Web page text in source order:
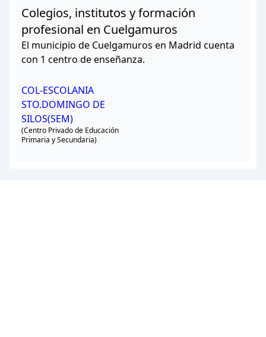
Colegios, institutos y formación
profesional en Cuelgamuros
El municipio de Cuelgamuros en Madrid cuenta
con 1 centro de enseñanza.
COL-ESCOLANIA
STO.DOMINGO DE
SILOS(SEM)
(Centro Privado de Educación
Primaria y Secundaria)